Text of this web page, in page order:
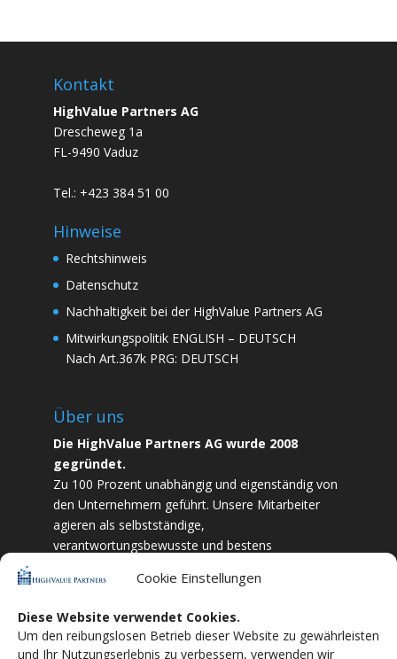
Cookie Einstellungen
Diese Website verwendet Cookies.
Um den reibungslosen Betrieb dieser Website zu gewährleisten
und Ihr Nutzungserlebnis zu verbessern, verwenden wir
Kontakt
HighValue Partners AG
Drescheweg 1a
FL-9490 Vaduz
Tel.: +423 384 51 00
Hinweise
Rechtshinweis
Datenschutz
Nachhaltigkeit bei der HighValue Partners AG
Mitwirkungspolitik ENGLISH – DEUTSCH
Nach Art.367k PRG: DEUTSCH
Über uns
Die HighValue Partners AG wurde 2008
gegründet.
Zu 100 Prozent unabhängig und eigenständig von
den Unternehmern geführt. Unsere Mitarbeiter
agieren als selbstständige,
verantwortungsbewusste und bestens
und Zielstrebigkeit sind wir bestrebt das
HighValue Partners ist Mitglied vom:VuVL –